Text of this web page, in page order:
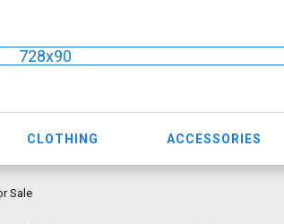
728x90
CLOTHING ACCESSORIES
Sale